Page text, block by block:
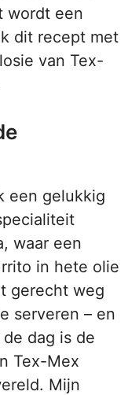
wordt een
dit recept met
van Tex-
een gelukkig
waar een
in hete olie
gerecht weg
serveren – en
dag is de
Tex-Mex
Mijn